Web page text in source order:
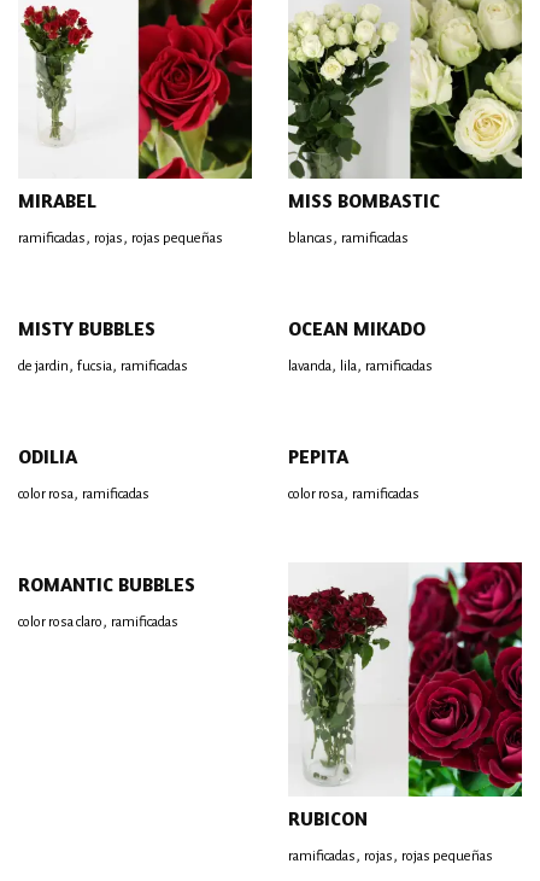
MIRABEL
ramificadas, rojas, rojas pequeñas
MISS BOMBASTIC
blancas, ramificadas
MISTY BUBBLES
de jardin, fucsia, ramificadas
OCEAN MIKADO
lavanda, lila, ramificadas
ODILIA
color rosa, ramificadas
PEPITA
color rosa, ramificadas
ROMANTIC BUBBLES
color rosa claro, ramificadas
RUBICON
ramificadas, rojas, rojas pequeñas